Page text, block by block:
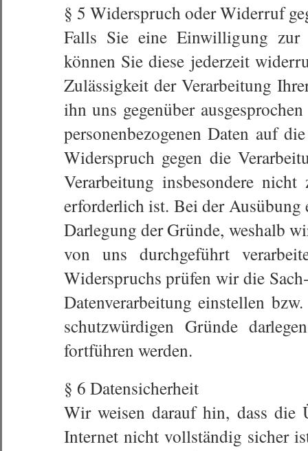
§ 5 Widerspruch oder Widerruf
Falls Sie eine Einwilligung zur
können Sie diese jederzeit
Zulässigkeit der Verarbeitung
ihn uns gegenüber
personenbezogenen Daten auf
Widerspruch gegen die
Verarbeitung insbesondere
erforderlich ist. Bei der
Darlegung der Gründe, weshalb
von uns durchgeführt
Widerspruchs prüfen wir die
Datenverarbeitung einstellen
schutzwürdigen Gründe
fortführen werden.
§ 6 Datensicherheit
Wir weisen darauf hin, dass die
Internet nicht vollständig sicher